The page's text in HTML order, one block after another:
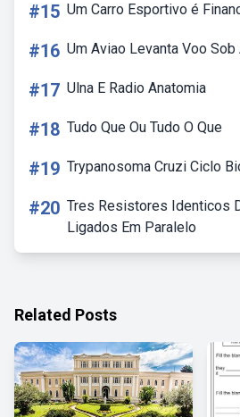
#15 Um Carro Esportivo é
#16 Um Aviao Levanta Voo
#17 Ulna E Radio Anatomia
#18 Tudo Que Ou Tudo O Que
#19 Trypanosoma Cruzi Ciclo
#20 Tres Resistores Identicos
Ligados Em Paralelo
Related Posts